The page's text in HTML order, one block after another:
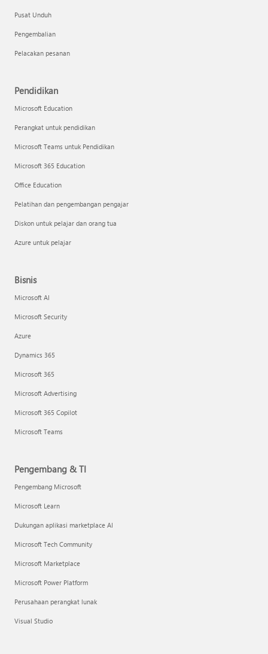
Pusat Unduh
Pengembalian
Pelacakan pesanan
Pendidikan
Microsoft Education
Perangkat untuk pendidikan
Microsoft Teams untuk Pendidikan
Microsoft 365 Education
Office Education
Pelatihan dan pengembangan pengajar
Diskon untuk pelajar dan orang tua
Azure untuk pelajar
Bisnis
Microsoft AI
Microsoft Security
Azure
Dynamics 365
Microsoft 365
Microsoft Advertising
Microsoft 365 Copilot
Microsoft Teams
Pengembang & TI
Pengembang Microsoft
Microsoft Learn
Dukungan aplikasi marketplace AI
Microsoft Tech Community
Microsoft Marketplace
Microsoft Power Platform
Perusahaan perangkat lunak
Visual Studio